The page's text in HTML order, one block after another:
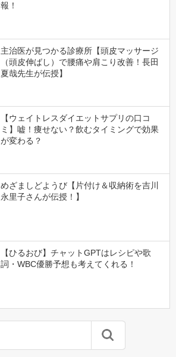
報！
主治医が見つかる診療所【頭皮マッサージ
（頭皮伸ばし）で腰痛や肩こり改善！長田
夏哉先生が伝授】
【ウェイトレスダイエットサプリの口コ
ミ】嘘！痩せない？飲むタイミングで効果
が変わる？
めざましどようび【片付け＆収納術を吉川
永里子さんが伝授！】
【ひるおび】チャットGPTはレシピや歌
詞・WBC優勝予想も考えてくれる！